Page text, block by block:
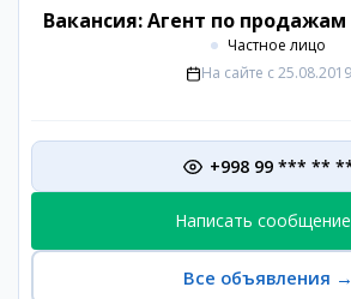
Вакансия: Агент по
Частное лицо
На сайте с 25.08.2019
+998 99 *** **
Написать
Все объявления →